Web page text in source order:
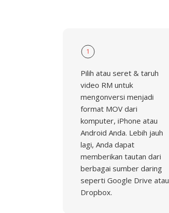
1
Pilih atau seret & taruh
video RM untuk
mengonversi menjadi
format MOV dari
komputer, iPhone atau
Android Anda. Lebih jauh
lagi, Anda dapat
memberikan tautan dari
berbagai sumber daring
seperti Google Drive atau
Dropbox.